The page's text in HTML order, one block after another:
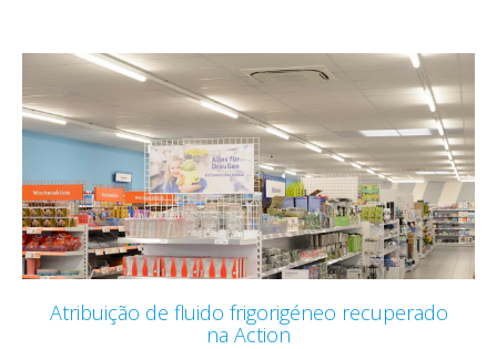
Atribuição de fluido frigorigéneo recuperado
na Action